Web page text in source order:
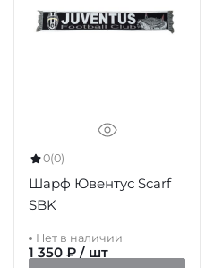
0(0)
Шарф Ювентус Scarf
SBK
Нет в наличии
1 350 ₽ / шт